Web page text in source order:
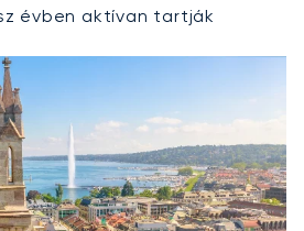
évben aktívan tartják